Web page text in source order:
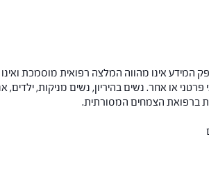
אינו מהווה המלצה רפואית מוסמכת
או אחר. נשים בהיריון, נשים מניקות,
ברפואת הצמחים המסורתית.